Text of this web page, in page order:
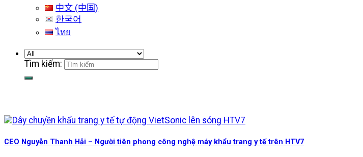
中文 (中国)
한국어
ไทย
Tìm kiếm:
CEO Nguyễn Thanh Hải – Người tiên phong công nghệ máy khẩu trang y tế trên HTV7